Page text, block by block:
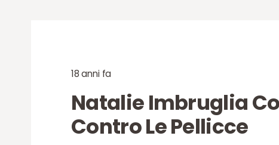
18 anni fa
Natalie Imbruglia
Contro Le Pellicce